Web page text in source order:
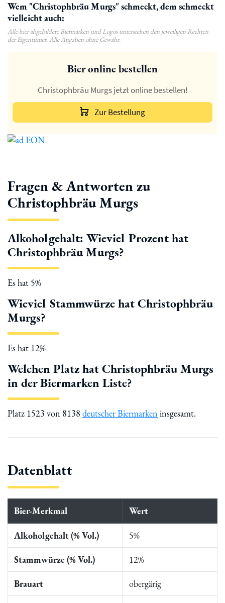
Wem "Christophbräu Murgs" schmeckt, dem schmeckt
vielleicht auch:
Alle hier abgebildete Biermarken und Logos unterstehen den jeweiligen Rechten
der Eigentümer. Alle Angaben ohne Gewähr.
Bier online bestellen
Christophbräu Murgs jetzt online bestellen!
Zur Bestellung
Fragen & Antworten zu
Christophbräu Murgs
Alkoholgehalt: Wieviel Prozent hat
Christophbräu Murgs?
Es hat 5%
Wieviel Stammwürze hat Christophbräu
Murgs?
Es hat 12%
Welchen Platz hat Christophbräu Murgs
in der Biermarken Liste?
Platz 1523 von 8138 deutscher Biermarken insgesamt.
Datenblatt
Bier-Merkmal Wert
Alkoholgehalt (% Vol.) 5%
Stammwürze (% Vol.) 12%
Brauart obergärig